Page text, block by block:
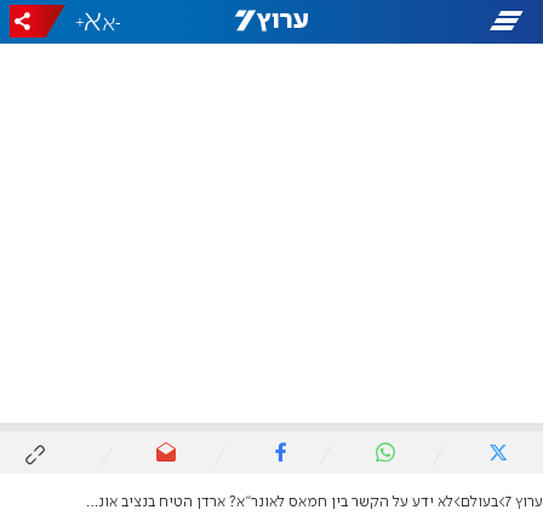
-
+
ערוץ 7 בעולם לא ידע על הקשר בין חמאס לאונר"א? ארדן הטיח בנציב אונר"א: "זהו שקר מוחלט"